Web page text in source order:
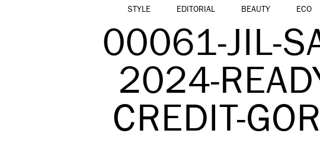
STYLE EDITORIAL BEAUTY ECO
00061-JIL-
2024-
CREDIT-